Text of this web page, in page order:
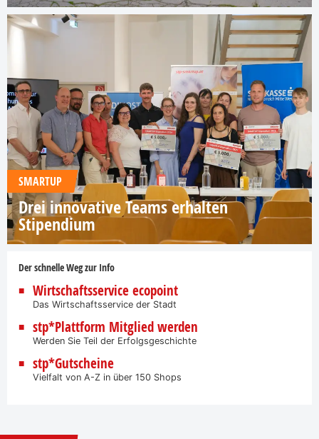
SMARTUP
Drei innovative Teams erhalten
Stipendium
Der schnelle Weg zur Info
Wirtschaftsservice ecopoint
Das Wirtschaftsservice der Stadt
stp*Plattform Mitglied werden
Werden Sie Teil der Erfolgsgeschichte
stp*Gutscheine
Vielfalt von A-Z in über 150 Shops